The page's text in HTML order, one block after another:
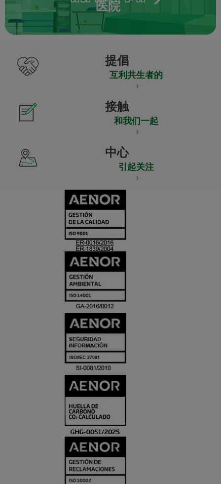
医院
提倡
互利共生者的
接触
和我们一起
中心
引起关注